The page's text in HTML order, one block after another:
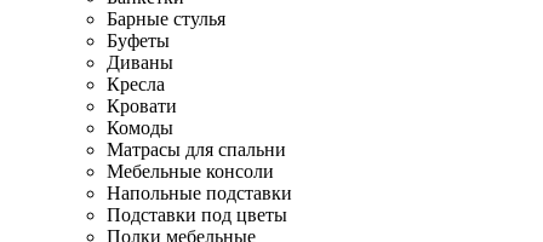
Барные стулья
Буфеты
Диваны
Кресла
Кровати
Комоды
Матрасы для спальни
Мебельные консоли
Напольные подставки
Подставки под цветы
Полки мебельные